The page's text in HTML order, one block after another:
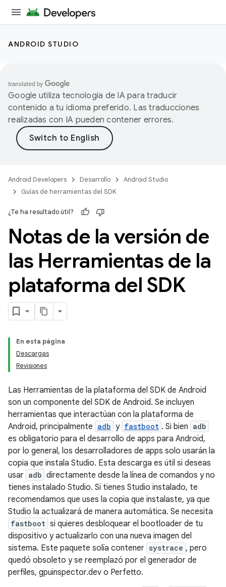
ANDROID STUDIO
Google utiliza tecnología de IA para traducir
contenido a tu idioma preferido. Las traducciones
realizadas con IA pueden contener errores.
Android Developers Desarrollo
Android Studio
Guías de herramientas del SDK
¿Te ha resultado útil?
Notas de la versión de
las Herramientas de la
plataforma del SDK
En esta página
Descargas
Revisiones
Las Herramientas de la plataforma del SDK de Android
son un componente del SDK de Android. Se incluyen
herramientas que interactúan con la plataforma de
Android, principalmente adb y fastboot . Si bien adb
es obligatorio para el desarrollo de apps para Android,
por lo general, los desarrolladores de apps solo usarán la
copia que instala Studio. Esta descarga es útil si deseas
usar adb directamente desde la línea de comandos y no
tienes instalado Studio. Si tienes Studio instalado, te
recomendamos que uses la copia que instalaste, ya que
Studio la actualizará de manera automática. Se necesita
fastboot si quieres desbloquear el bootloader de tu
dispositivo y actualizarlo con una nueva imagen del
sistema. Este paquete solía contener systrace , pero
quedó obsoleto y se reemplazó por el generador de
perfiles, gpuinspector.dev o Perfetto.